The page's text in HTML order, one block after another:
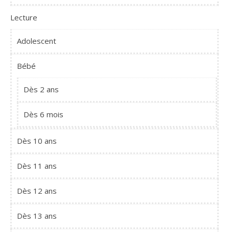
Lecture
Adolescent
Bébé
Dès 2 ans
Dès 6 mois
Dès 10 ans
Dès 11 ans
Dès 12 ans
Dès 13 ans